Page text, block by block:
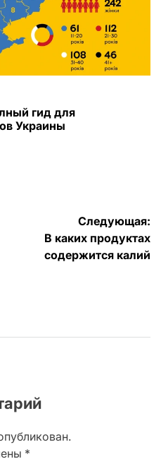
гид для
Украины
Следующая:
В каких продуктах
содержится калий
*